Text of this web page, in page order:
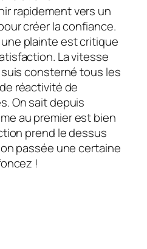
rapidement vers un
créer la confiance.
plainte est critique
La vitesse
consterné tous les
réactivité de
On sait depuis
au premier est bien
prend le dessus
passée une certaine
!